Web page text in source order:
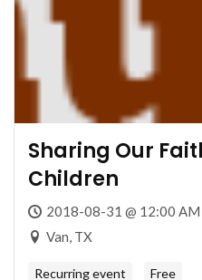
Sharing Our
Children
2018-08-31 @ 12:00
Van, TX
Recurring event Free